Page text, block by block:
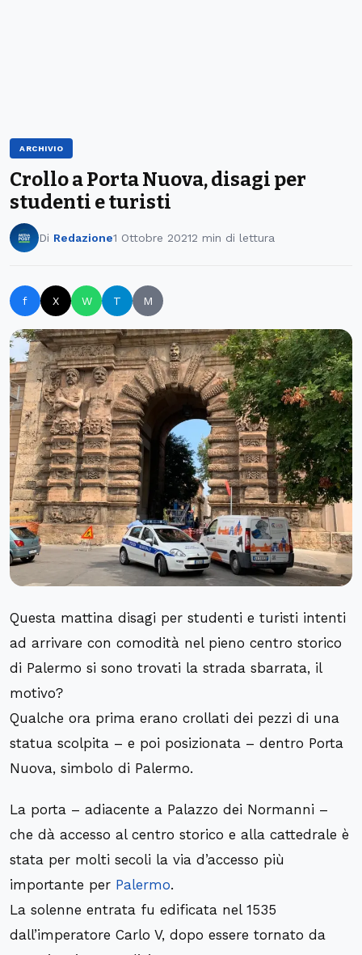
ARCHIVIO
Crollo a Porta Nuova, disagi per
studenti e turisti
Di Redazione1 Ottobre 20212 min di lettura
f X W T M
Questa mattina disagi per studenti e turisti intenti
ad arrivare con comodità nel pieno centro storico
di Palermo si sono trovati la strada sbarrata, il
motivo?
Qualche ora prima erano crollati dei pezzi di una
statua scolpita – e poi posizionata – dentro Porta
Nuova, simbolo di Palermo.
La porta – adiacente a Palazzo dei Normanni –
che dà accesso al centro storico e alla cattedrale è
stata per molti secoli la via d’accesso più
importante per Palermo.
La solenne entrata fu edificata nel 1535
dall’imperatore Carlo V, dopo essere tornato da